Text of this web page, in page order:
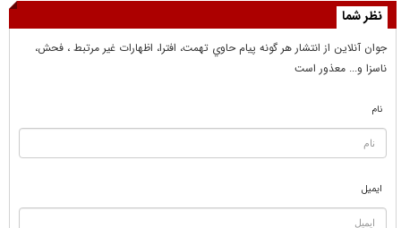
نظر شما
جوان آنلاين از انتشار هر گونه پيام حاوي تهمت، افترا، اظهارات غير مرتبط ، فحش،
ناسزا و... معذور است
نام
ایمیل